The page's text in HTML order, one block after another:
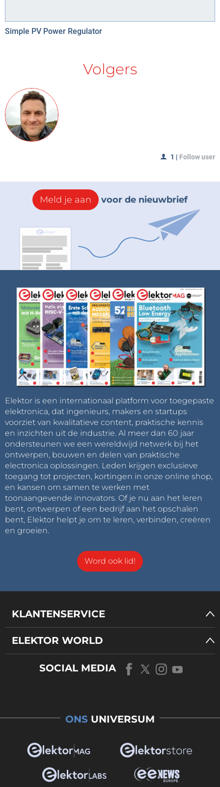
Simple PV Power Regulator
Volgers
1 | Follow user
Meld je aan voor de nieuwbrief
Elektor is een internationaal platform voor toegepaste
elektronica, dat ingenieurs, makers en startups
voorziet van kwalitatieve content, praktische kennis
en inzichten uit de industrie. Al meer dan 60 jaar
ondersteunen we een wereldwijd netwerk bij het
ontwerpen, bouwen en delen van praktische
electronica oplossingen. Leden krijgen exclusieve
toegang tot projecten, kortingen in onze online shop,
en kansen om samen te werken met
toonaangevende innovators. Of je nu aan het leren
bent, ontwerpen of een bedrijf aan het opschalen
bent, Elektor helpt je om te leren, verbinden, creëren
en groeien.
Word ook lid!
KLANTENSERVICE
ELEKTOR WORLD
SOCIAL MEDIA
ONS UNIVERSUM